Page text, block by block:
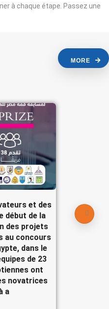
à chaque étape. Passez une
MORE
et des
début de la
des projets
au concours
dans le
de 23
ont
novatrices
a